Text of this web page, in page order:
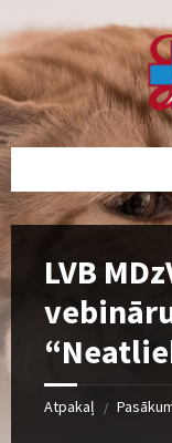
to
content
to
left
sidebar
to
footer
LVB
Atpakaļ /